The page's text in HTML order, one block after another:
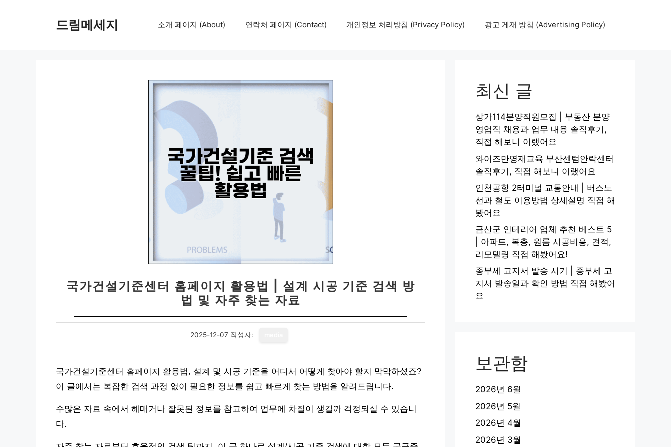
드림메세지 소개 페이지 (About) 연락처 페이지 (Contact) 개인정보 처리방침 (Privacy Policy) 광고 게재 방침 (Advertising Policy)
국가건설기준센터 홈페이지 활용법 | 설계 시공 기준 검색 방
법 및 자주 찾는 자료
2025-12-07 작성자:
국가건설기준센터 홈페이지 활용법, 설계 및 시공 기준을 어디서 어떻게 찾아야 할지 막막하셨죠?
이 글에서는 복잡한 검색 과정 없이 필요한 정보를 쉽고 빠르게 찾는 방법을 알려드립니다.
수많은 자료 속에서 헤매거나 잘못된 정보를 참고하여 업무에 차질이 생길까 걱정되실 수 있습니
다.
최신 글
상가114분양직원모집 | 부동산 분양
영업직 채용과 업무 내용 솔직후기,
직접 해보니 이랬어요
와이즈만영재교육 부산센텀안락센터
솔직후기, 직접 해보니 이랬어요
인천공항 2터미널 교통안내 | 버스노
선과 철도 이용방법 상세설명 직접 해
봤어요
금산군 인테리어 업체 추천 베스트 5
| 아파트, 복층, 원룸 시공비용, 견적,
리모델링 직접 해봤어요!
종부세 고지서 발송 시기 | 종부세 고
지서 발송일과 확인 방법 직접 해봤어
요
보관함
2026년 6월
2026년 5월
2026년 4월
2026년 3월